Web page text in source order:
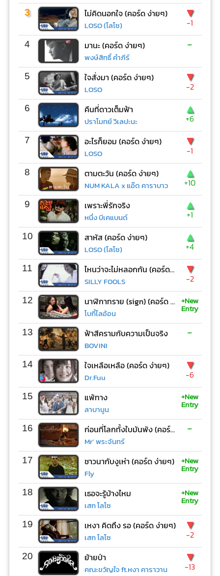
3 ไม่คิดนอกใจ (คอร์ด ง่ายๆ)
LOSO (โลโซ)
▼
-1
4 มานะ (คอร์ด ง่ายๆ)
พงษ์สิทธิ์ คำภีร์
-
5 ใจสั่งมา (คอร์ด ง่ายๆ)
LOSO
▼
-2
6 คืนที่ดาวเต็มฟ้า
ปราโมทย์ วิเลปะนะ
▲
+6
7 อะไรก็ยอม (คอร์ด ง่ายๆ)
LOSO
▼
-1
8 ตามตะวัน (คอร์ด ง่ายๆ)
NUM KALA x แอ๊ด คาราบาว
▲
+10
9 เพราะพี่รักจริง
หนึ่ง บีเคแบนด์
▲
+1
10 สาหัส (คอร์ด ง่ายๆ)
LOSO (โลโซ)
▲
+4
11 ไหนว่าจะไม่หลอกกัน (คอร์ด ง่ายๆ)
SILLY FOOLS
▼
-2
12 นาฬิกาทราย (sign) (คอร์ด ง่ายๆ)
โบกี้ไลอ้อน
+New
Entry
13 ฟ้าสีครามกับความเป็นจริง
BOVINI
-
14 ใจเหลือเหลือ (คอร์ด ง่ายๆ)
Dr.Fuu
▼
-6
15 แพ้ทาง
ลาบานูน
+New
Entry
16 ก่อนที่โลกทั้งใบมันพัง (คอร์ด ง่ายๆ)
Mr’ พระจันทร์
-
17 ชาวนากับงูเห่า (คอร์ด ง่ายๆ)
Fly
+New
Entry
18 เธอจะรู้บ้างไหม
เสก โลโซ
+New
Entry
19 เหงา คิดถึง รอ (คอร์ด ง่ายๆ)
เสก โลโซ
▼
-2
20 ย้ายป่า
คณะขวัญใจ ft.หงา คาราวาน
▼
-13